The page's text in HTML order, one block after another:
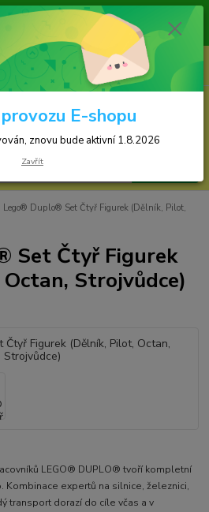
jsou odesílány v pondělí, středu a ve
je nyní deaktivován, znovu bude
za 0,00 Kč
Lego® Duplo® Set Čtyř Figurek (Dělník, Pilot,
Set Čtyř Figurek
Strojvůdce)
LEGO® DUPLO® tvoří kompletní
Kombinace expertů na silnice, železnici,
transport dorazí do cíle včas a v
E-shopu
znovu bude aktivní 1.8.2026
Zavřít